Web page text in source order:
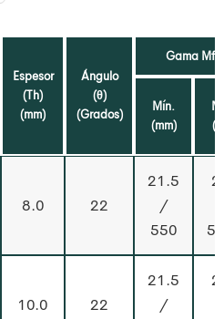
Espesor
(Th)
(mm)
Ángulo
(θ)
(Grados)
Gama
Mín.
(mm)
8.0 22
21.5
/
550
10.0 22
21.5
/